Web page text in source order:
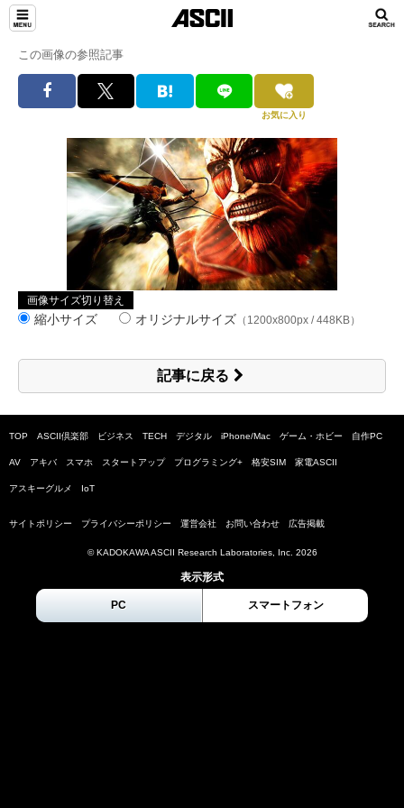
この画像の参照記事
お気に入り
画像サイズ切り替え
縮小サイズ オリジナルサイズ （1200x800px / 448KB）
記事に戻る
TOP ASCII倶楽部 ビジネス TECH デジタル iPhone/Mac ゲーム・ホビー 自作PC
AV アキバ スマホ スタートアップ プログラミング+ 格安SIM 家電ASCII
アスキーグルメ IoT
サイトポリシー プライバシーポリシー 運営会社 お問い合わせ 広告掲載
© KADOKAWA ASCII Research Laboratories, Inc. 2026
表示形式
PC スマートフォン